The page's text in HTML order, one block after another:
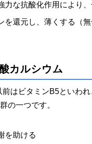
力な抗酸化作用により
を還元し、薄くする（
カルシウム
はビタミンB5といわ
の一つです。
を助ける